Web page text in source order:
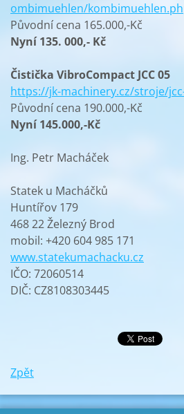
ombimuehlen/
Původní cena 165.000,-Kč
Nyní 135. 000,- Kč
Čistička VibroCompact JCC 05
https://jk-machinery.cz/stroje/
Původní cena 190.000,-Kč
Nyní 145.000,-Kč
Ing. Petr Macháček
Statek u Macháčků
Huntířov 179
468 22 Železný Brod
mobil: +420 604 985 171
www.statekumachacku.cz
IČO: 72060514
DIČ: CZ8108303445
Zpět